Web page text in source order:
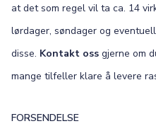
at det som regel vil ta ca. 14
lørdager, søndager og
disse. Kontakt oss gjerne om
mange tilfeller klare å levere
FORSENDELSE